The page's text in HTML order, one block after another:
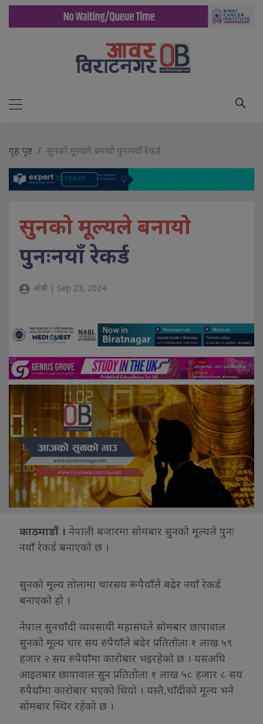
गृह पृष्ट सुनको मूल्यले बनायो पुनःनयाँ रेकर्ड
सुनको मूल्यले बनायो
पुनःनयाँ रेकर्ड
ओबी | Sep 23, 2024
काठमाडौं । नेपाली बजारमा सोमबार सुनको मूल्यले पुनः
नयाँ रेकर्ड बनाएको छ ।
सुनको मूल्य तोलामा चारसय रूपैयाँले बढेर नयाँ रेकर्ड
बनाएको हो ।
नेपाल सुनचाँदी व्यवसायी महासंघले सोमबार छापावाल
सुनको मूल्य चार सय रुपैयाँले बढेर प्रतितोला १ लाख ५९
हजार २ सय रुपैयाँमा कारोबार भइरहेको छ । यसअघि
आइतबार छापावाल सुन प्रतितोला १ लाख ५८ हजार ८ सय
रुपैयाँमा कारोबार भएको थियो । यस्तै,चाँदीको मूल्य भने
सोमबार स्थिर रहेको छ ।